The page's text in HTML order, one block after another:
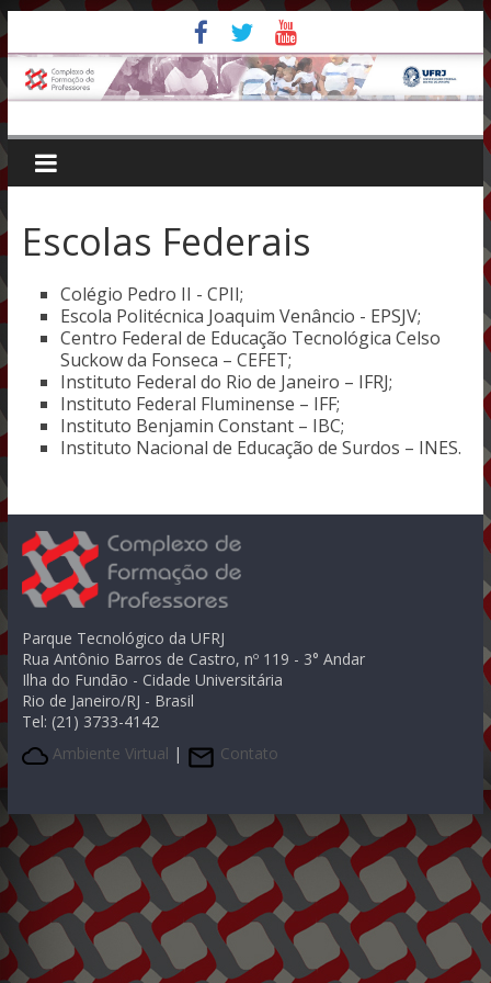
para
conteúdo
Escolas Federais
Colégio Pedro II - CPII;
Escola Politécnica Joaquim Venâncio - EPSJV;
Centro Federal de Educação Tecnológica Celso
Suckow da Fonseca – CEFET;
Instituto Federal do Rio de Janeiro – IFRJ;
Instituto Federal Fluminense – IFF;
Instituto Benjamin Constant – IBC;
Instituto Nacional de Educação de Surdos – INES.
Parque Tecnológico da UFRJ
Rua Antônio Barros de Castro, nº 119 - 3° Andar
Ilha do Fundão - Cidade Universitária
Rio de Janeiro/RJ - Brasil
Tel: (21) 3733-4142
Ambiente Virtual | Contato